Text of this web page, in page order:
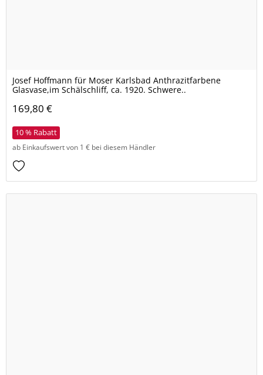
Josef Hoffmann für Moser Karlsbad Anthrazitfarbene
Glasvase,im Schälschliff, ca. 1920. Schwere..
169,80 €
10 % Rabatt
ab Einkaufswert von 1 € bei diesem Händler